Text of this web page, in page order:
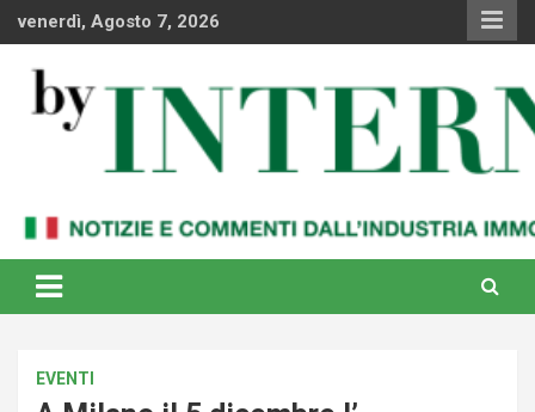
venerdì, Agosto 7, 2026
By Internews
internazionale
EVENTI